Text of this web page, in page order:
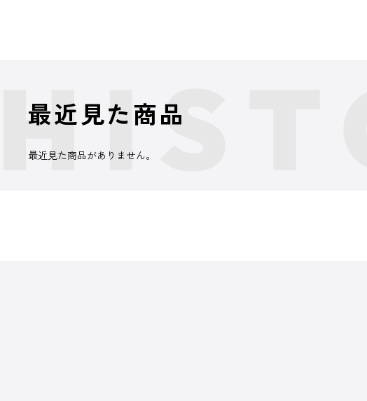
最近見た商品
最近見た商品がありません。